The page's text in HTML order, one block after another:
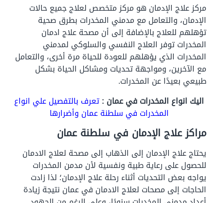
مركز علاج الإدمان هو مركز متخصص لعلاج جميع حالات
الإدمان، والتعامل مع مدمني المخدرات بطرق صحية
تؤهلهم للعلاج بالإضافة إلى أن مصحة علاج ادمان
المخدرات توفر العلاج النفسي والسلوكي لمدمني
المخدرات الذي يؤهلهم للعودة للحياة مرة أخرى، والتعامل
مع الآخرين، ومواجهة تحديات ومشاكل الحياة بشكل
طبيعي بعيدًا عن المخدرات.
اليك انواع المخدرات في عمان :تعرف بالتفصيل علي انواع
المخدرات في سلطنة عمان وأضرارها
مراكز علاج الإدمان في سلطنة عمان
يحتاج علاج الإدمان إلى الذهاب إلى مصحة لعلاج الادمان
للحصول على رعاية طبية ونفسية لأن مدمن المخدرات
يواجه بعض التحديات أثناء رحلة علاج الإدمان؛ لذا زادت
الحاجات إلى مصحات لعلاج الادمان في عمان نتيجة زيادة